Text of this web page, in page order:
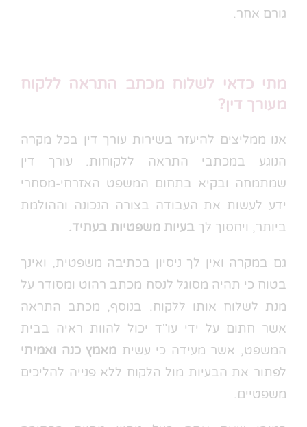
גורם אחר.
מתי כדאי לשלוח מכתב התראה ללקוח
מעורך דין?
אנו ממליצים להיעזר בשירות עורך דין בכל מקרה
הנוגע במכתבי התראה ללקוחות. עורך דין
שמתמחה ובקיא בתחום המשפט האזרחי-מסחרי
ידע לעשות את העבודה בצורה הנכונה וההולמת
ביותר, ויחסוך לך בעיות משפטיות בעתיד.
גם במקרה ואין לך ניסיון בכתיבה משפטית, ואינך
בטוח כי תהיה מסוגל לנסח מכתב רהוט ומסודר על
מנת לשלוח אותו ללקוח. בנוסף, מכתב התראה
אשר חתום על ידי עו"ד יכול להוות ראיה בבית
המשפט, אשר מעידה כי עשית מאמץ כנה ואמיתי
לפתור את הבעיות מול הלקוח ללא פנייה להליכים
משפטיים.